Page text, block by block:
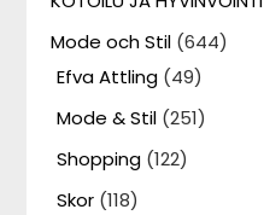
Mode och Stil (644)
Efva Attling (49)
Mode & Stil (251)
Shopping (122)
Skor (118)